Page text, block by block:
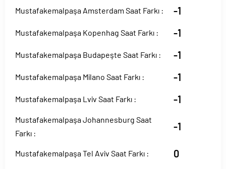
Mustafakemalpaşa Amsterdam Saat Farkı : -1
Mustafakemalpaşa Kopenhag Saat Farkı : -1
Mustafakemalpaşa Budapeşte Saat Farkı : -1
Mustafakemalpaşa Milano Saat Farkı : -1
Mustafakemalpaşa Lviv Saat Farkı : -1
Mustafakemalpaşa Johannesburg Saat
Farkı :
-1
Mustafakemalpaşa Tel Aviv Saat Farkı : 0